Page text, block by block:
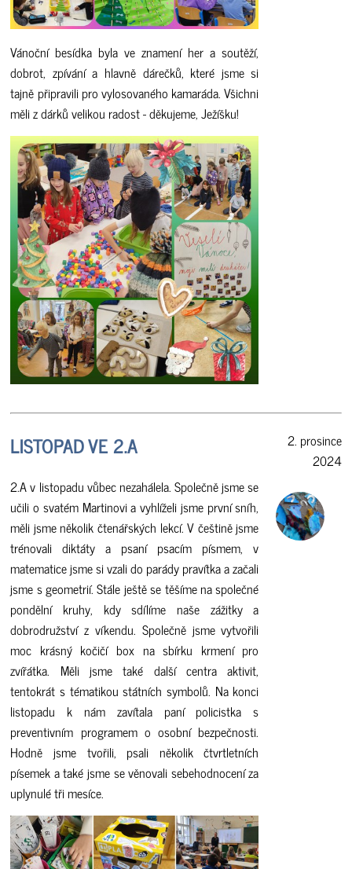
Vánoční besídka byla ve znamení her a soutěží,
dobrot, zpívání a hlavně dárečků, které jsme si
tajně připravili pro vylosovaného kamaráda. Všichni
měli z dárků velikou radost - děkujeme, Ježíšku!
LISTOPAD VE 2.A
2.A v listopadu vůbec nezahálela. Společně jsme se
učili o svatém Martinovi a vyhlíželi jsme první sníh,
měli jsme několik čtenářských lekcí. V češtině jsme
trénovali diktáty a psaní psacím písmem, v
matematice jsme si vzali do parády pravítka a začali
jsme s geometrií. Stále ještě se těšíme na společné
pondělní kruhy, kdy sdílíme naše zážitky a
dobrodružství z víkendu. Společně jsme vytvořili
moc krásný kočičí box na sbírku krmení pro
zvířátka. Měli jsme také další centra aktivit,
tentokrát s tématikou státních symbolů. Na konci
listopadu k nám zavítala paní policistka s
preventivním programem o osobní bezpečnosti.
Hodně jsme tvořili, psali několik čtvrtletních
písemek a také jsme se věnovali sebehodnocení za
uplynulé tři mesíce.
2. prosince
2024